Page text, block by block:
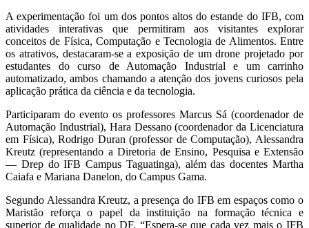
A experimentação foi um dos pontos altos do estande do IFB, com
atividades interativas que permitiram aos visitantes explorar
conceitos de Física, Computação e Tecnologia de Alimentos. Entre
os atrativos, destacaram-se a exposição de um drone projetado por
estudantes do curso de Automação Industrial e um carrinho
automatizado, ambos chamando a atenção dos jovens curiosos pela
aplicação prática da ciência e da tecnologia.
Participaram do evento os professores Marcus Sá (coordenador de
Automação Industrial), Hara Dessano (coordenador da Licenciatura
em Física), Rodrigo Duran (professor de Computação), Alessandra
Kreutz (representando a Diretoria de Ensino, Pesquisa e Extensão
— Drep do IFB Campus Taguatinga), além das docentes Martha
Caiafa e Mariana Danelon, do Campus Gama.
Segundo Alessandra Kreutz, a presença do IFB em espaços como o
Maristão reforça o papel da instituição na formação técnica e
superior de qualidade no DF. “Espera-se que cada vez mais o IFB